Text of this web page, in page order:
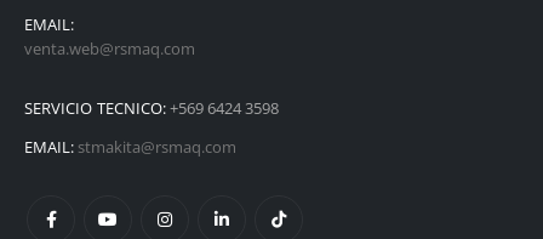
EMAIL:
venta.web@rsmaq.com
SERVICIO TECNICO:+569 6424 3598
EMAIL: stmakita@rsmaq.com